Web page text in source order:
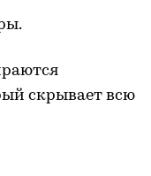
скрывает всю